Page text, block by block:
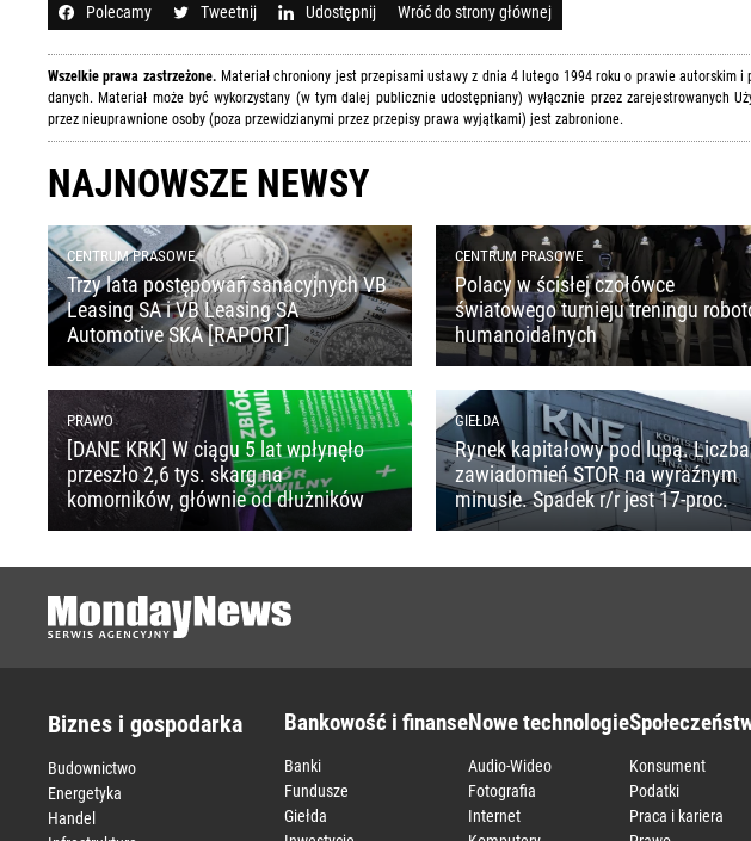
Polecamy Tweetnij Udostępnij Wróć do strony głównej
Wszelkie prawa zastrzeżone. Materiał chroniony jest przepisami ustawy z dnia 4 lutego 1994 roku o prawie
danych. Materiał może być wykorzystany (w tym dalej publicznie udostępniany) wyłącznie przez zarejestrowanych
przez nieuprawnione osoby (poza przewidzianymi przez przepisy prawa wyjątkami) jest zabronione.
NAJNOWSZE NEWSY
CENTRUM PRASOWE
Trzy lata postępowań sanacyjnych VB
Leasing SA i VB Leasing SA
Automotive SKA [RAPORT]
CENTRUM PRASOWE
Polacy w ścisłej czołówce
światowego turnieju treningu
humanoidalnych
PRAWO
[DANE KRK] W ciągu 5 lat wpłynęło
przeszło 2,6 tys. skarg na
komorników, głównie od dłużników
GIEŁDA
Rynek kapitałowy pod lupą. Liczba
zawiadomień STOR na wyraźnym
minusie. Spadek r/r jest 17-proc.
Biznes i gospodarka
Budownictwo
Energetyka
Handel
Bankowość i finanse
Banki
Fundusze
Giełda
Nowe technologie
Audio-Wideo
Fotografia
Internet
Konsument
Podatki
Praca i kariera